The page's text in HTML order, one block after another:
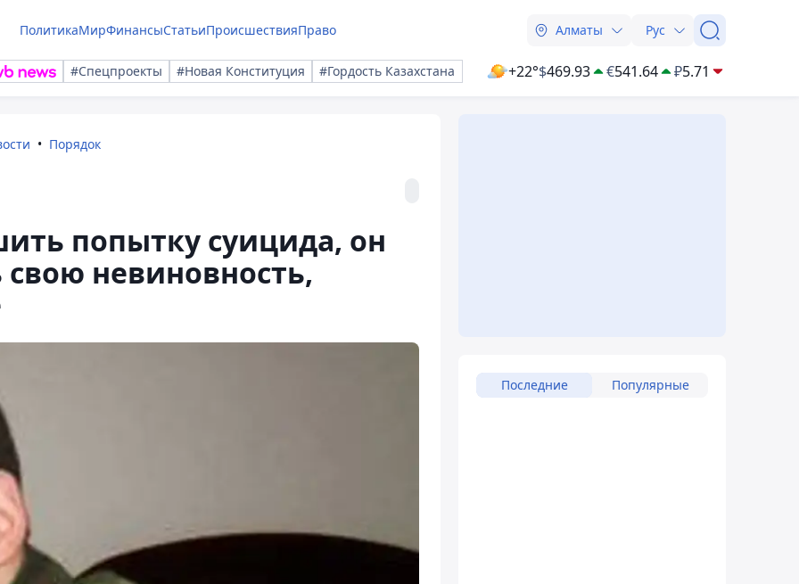
ПолитикаМирФинансыСтатьиПроисшествияПраво Алматы Рус
#Спецпроекты #Новая Конституция #Гордость Казахстана +22°$469.93 €541.64 ₽5.71
Порядок
попытку суицида, он
невиновность,
Последние Популярные